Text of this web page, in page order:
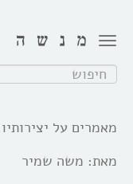
Toggle
navigation
חפש:
מאמרים על יצירותיו
מאת: משה שמיר